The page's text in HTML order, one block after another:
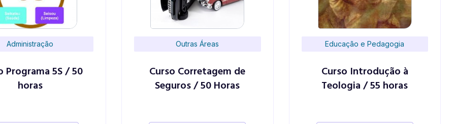
Administração
Programa 5S / 50
horas
Outras Áreas
Curso Corretagem de
Seguros / 50 Horas
Educação e Pedagogia
Curso Introdução à
Teologia / 55 horas